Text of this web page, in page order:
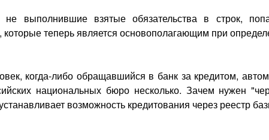
не выполнившие взятые обязательства в строк,
которые теперь является основополагающим при
когда-либо обращавшийся в банк за кредитом,
национальных бюро несколько. Зачем нужен
возможность кредитования через реестр